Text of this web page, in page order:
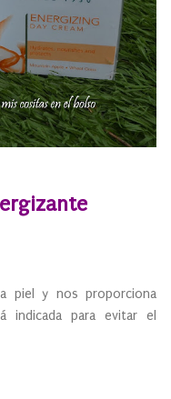
piel y nos proporciona
indicada para evitar el